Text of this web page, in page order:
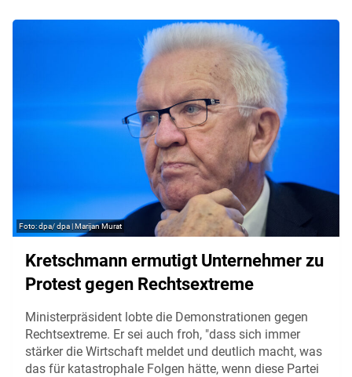
dpa/ dpa | Marijan Murat
Kretschmann ermutigt Unternehmer zu
Protest gegen Rechtsextreme
Ministerpräsident lobte die Demonstrationen gegen
Rechtsextreme. Er sei auch froh, "dass sich immer
stärker die Wirtschaft meldet und deutlich macht, was
das für katastrophale Folgen hätte, wenn diese Partei